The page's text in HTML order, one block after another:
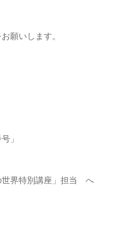
願いします。
」
世界特別講座」担当 へ